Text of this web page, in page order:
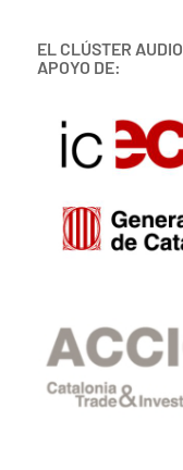
EL CLÚSTER
APOYO DE: